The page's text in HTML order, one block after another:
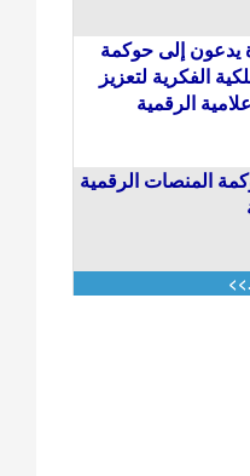
يدعون إلى حوكمة
الفكرية لتعزيز
الرقمية
المنصات الرقمية
>>